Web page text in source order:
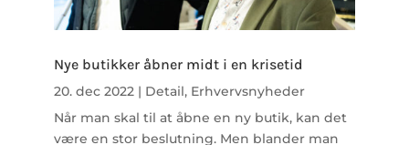
Nye butikker åbner midt i en krisetid
20. dec 2022 | Detail, Erhvervsnyheder
Når man skal til at åbne en ny butik, kan det
være en stor beslutning. Men blander man